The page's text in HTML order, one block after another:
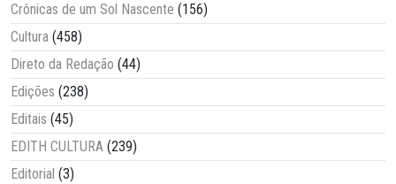
Crônicas de um Sol Nascente (156)
Cultura (458)
Direto da Redação (44)
Edições (238)
Editais (45)
EDITH CULTURA (239)
Editorial (3)